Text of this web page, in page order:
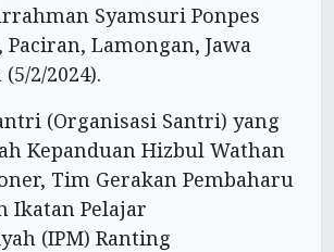
Syamsuri Ponpes
Paciran, Lamongan, Jawa
2/2024).
(Organisasi Santri) yang
Kepanduan Hizbul Wathan
Tim Gerakan Pembaharu
Ikatan Pelajar
(IPM) Ranting